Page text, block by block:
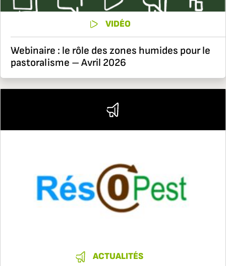
VIDÉO
Webinaire : le rôle des zones humides pour le
pastoralisme – Avril 2026
ACTUALITÉS